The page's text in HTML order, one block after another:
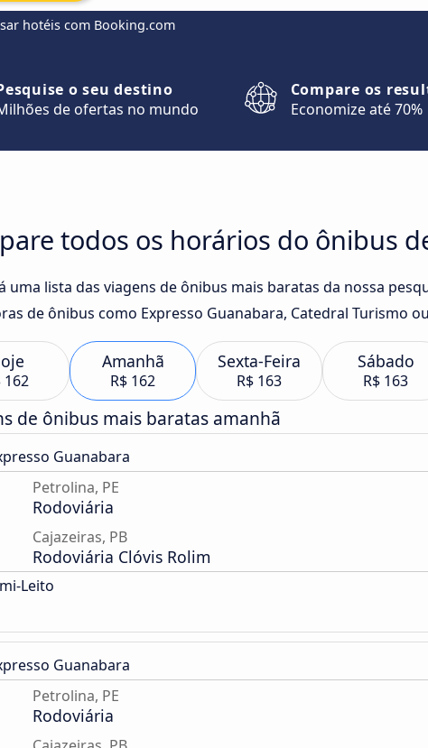
hotéis com Booking.com
o seu destino
de ofertas no mundo
Compare os
Economize até 70%
todos os horários do ônibus
uma lista das viagens de ônibus mais baratas da nossa
de ônibus como Expresso Guanabara, Catedral Turismo
162
Amanhã
R$ 162
Sexta-Feira
R$ 163
Sábado
R$ 163
de ônibus mais baratas amanhã
Guanabara
Petrolina, PE
Rodoviária
Cajazeiras, PB
Rodoviária Clóvis Rolim
Leito
Guanabara
Petrolina, PE
Rodoviária